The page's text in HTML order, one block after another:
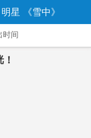
明星 《雪中》
时间